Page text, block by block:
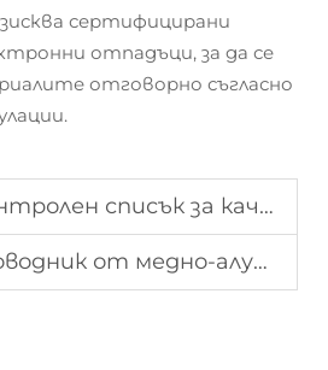
сертифицирани
отпадъци, за да се
отговорно съгласно
за качество на CCA проводници: дебелина на медта, адхезия и тестове
алуминиева сплав (CCA) за автомобилни жици: предимства, недостатъци и стандарти